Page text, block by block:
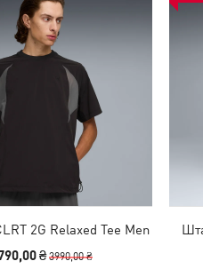
2G Relaxed Tee Men
₴3990,00 ₴